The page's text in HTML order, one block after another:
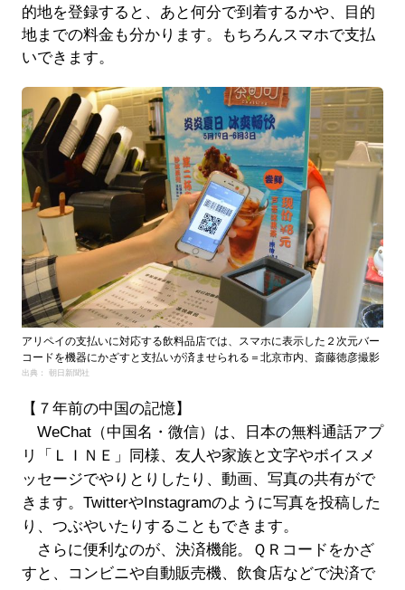
的地を登録すると、あと何分で到着するかや、目的
地までの料金も分かります。もちろんスマホで支払
いできます。
アリペイの支払いに対応する飲料品店では、スマホに表示した２次元バー
コードを機器にかざすと支払いが済ませられる＝北京市内、斎藤徳彦撮影
出典： 朝日新聞社
【７年前の中国の記憶】
WeChat（中国名・微信）は、日本の無料通話アプ
リ「ＬＩＮＥ」同様、友人や家族と文字やボイスメ
ッセージでやりとりしたり、動画、写真の共有がで
きます。TwitterやInstagramのように写真を投稿した
り、つぶやいたりすることもできます。
さらに便利なのが、決済機能。ＱＲコードをかざ
すと、コンビニや自動販売機、飲食店などで決済で